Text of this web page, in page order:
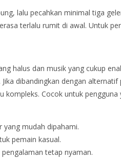
lalu pecahkan minimal tiga
terlalu rumit di awal. Untuk
halus dan musik yang cukup
dibandingkan dengan
kompleks. Cocok untuk
yang mudah dipahami.
pemain kasual.
tetap nyaman.